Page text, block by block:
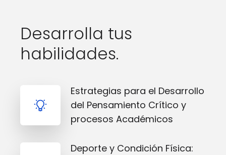
Desarrolla tus
habilidades.
Estrategias para el Desarrollo
del Pensamiento Crítico y
procesos Académicos
Deporte y Condición Física: